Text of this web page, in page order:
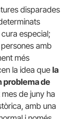
disparades
cura especial;
amb
més
la idea que la
problema de
de juny ha
amb una